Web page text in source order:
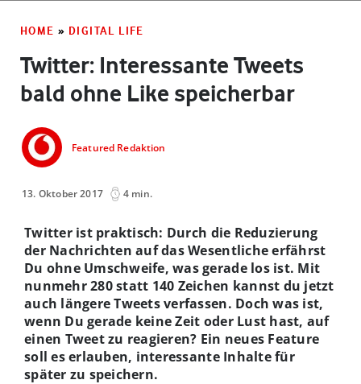
HOME » DIGITAL LIFE
Twitter: Interessante Tweets
bald ohne Like speicherbar
Featured Redaktion
13. Oktober 2017 4 min.
Twitter ist praktisch: Durch die Reduzierung
der Nachrichten auf das Wesentliche erfährst
Du ohne Umschweife, was gerade los ist. Mit
nunmehr 280 statt 140 Zeichen kannst du jetzt
auch längere Tweets verfassen. Doch was ist,
wenn Du gerade keine Zeit oder Lust hast, auf
einen Tweet zu reagieren? Ein neues Feature
soll es erlauben, interessante Inhalte für
später zu speichern.